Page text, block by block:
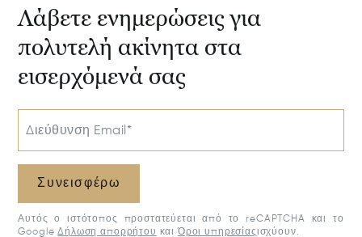
Λάβετε ενημερώσεις για
πολυτελή ακίνητα στα
εισερχόμενά σας
Διεύθυνση Email*
Συνεισφέρω
Αυτός ο ιστότοπος προστατεύεται από το reCAPTCHA και το
Google Δήλωση απορρήτου καιΌροι υπηρεσίαςισχύουν.